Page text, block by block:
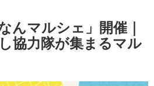
んマルシェ」開催｜
協力隊が集まるマル